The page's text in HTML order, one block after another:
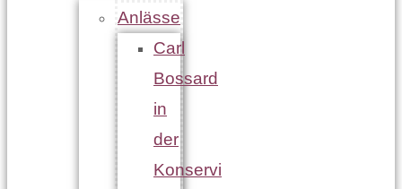
Anlässe
Carl
Bossard
in
der
Konservi